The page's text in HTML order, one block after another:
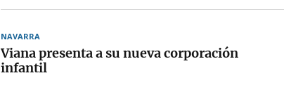
NAVARRA
Viana presenta a su nueva corporación
infantil